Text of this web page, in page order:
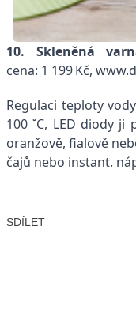
10. Skleněná
cena: 1 199 Kč,
Regulaci teploty
100 ˚C, LED diody
oranžově, fialově
čajů nebo instant.
SDÍLET